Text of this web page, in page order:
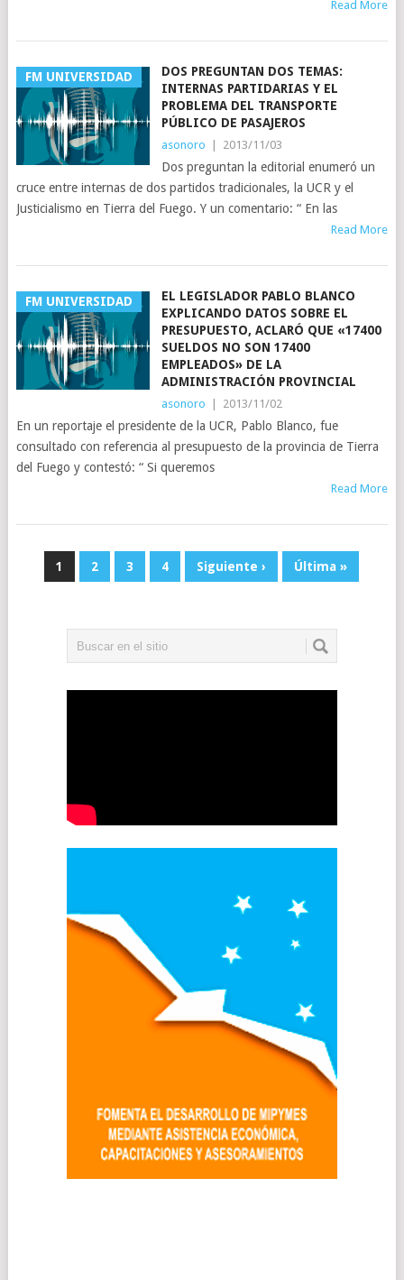
Read More
FM UNIVERSIDAD
DOS PREGUNTAN DOS TEMAS:
INTERNAS PARTIDARIAS Y EL
PROBLEMA DEL TRANSPORTE
PÚBLICO DE PASAJEROS
asonoro 2013/11/03
Dos preguntan la editorial enumeró un
cruce entre internas de dos partidos tradicionales, la UCR y el
Justicialismo en Tierra del Fuego. Y un comentario: “ En las
Read More
FM UNIVERSIDAD
EL LEGISLADOR PABLO BLANCO
EXPLICANDO DATOS SOBRE EL
PRESUPUESTO, ACLARÓ QUE «17400
SUELDOS NO SON 17400
EMPLEADOS» DE LA
ADMINISTRACIÓN PROVINCIAL
asonoro 2013/11/02
En un reportaje el presidente de la UCR, Pablo Blanco, fue
consultado con referencia al presupuesto de la provincia de Tierra
del Fuego y contestó: “ Si queremos
Read More
1 2 3 4 Siguiente › Última »